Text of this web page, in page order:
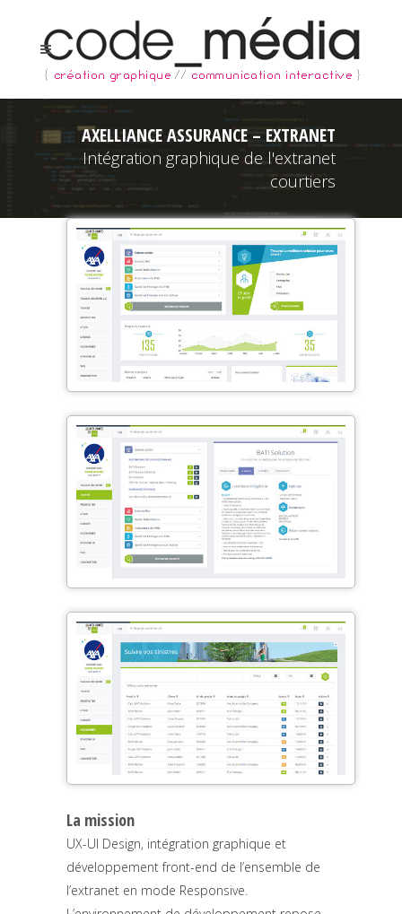
AXELLIANCE ASSURANCE – EXTRANET
Intégration graphique de l'extranet
courtiers
La mission
UX-UI Design, intégration graphique et
développement front-end de l’ensemble de
l’extranet en mode Responsive.